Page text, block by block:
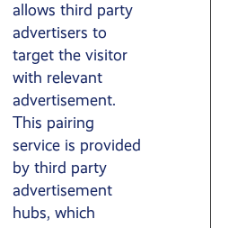
allows third party
advertisers to
target the visitor
with relevant
advertisement.
This pairing
service is provided
by third party
advertisement
hubs, which